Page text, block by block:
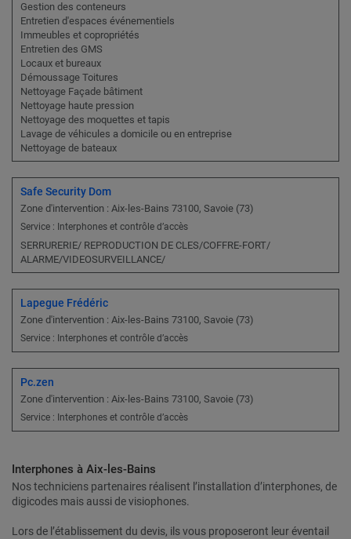
Gestion des conteneurs
Entretien d'espaces événementiels
Immeubles et copropriétés
Entretien des GMS
Locaux et bureaux
Démoussage Toitures
Nettoyage Façade bâtiment
Nettoyage haute pression
Nettoyage des moquettes et tapis
Lavage de véhicules a domicile ou en entreprise
Nettoyage de bateaux
Safe Security Dom
Zone d'intervention : Aix-les-Bains 73100, Savoie (73)
Service : Interphones et contrôle d’accès
SERRURERIE/ REPRODUCTION DE CLES/COFFRE-FORT/
ALARME/VIDEOSURVEILLANCE/
Lapegue Frédéric
Zone d'intervention : Aix-les-Bains 73100, Savoie (73)
Service : Interphones et contrôle d’accès
Pc.zen
Zone d'intervention : Aix-les-Bains 73100, Savoie (73)
Service : Interphones et contrôle d’accès
Interphones à Aix-les-Bains
Nos techniciens partenaires réalisent l’installation d’interphones, de
digicodes mais aussi de visiophones.
Lors de l’établissement du devis, ils vous proposeront leur éventail